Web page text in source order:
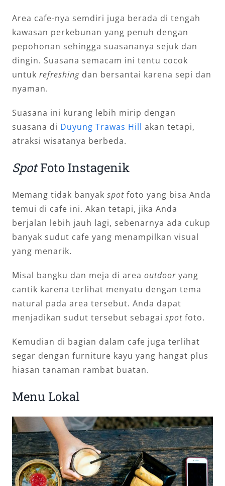
Area cafe-nya semdiri juga berada di tengah
kawasan perkebunan yang penuh dengan
pepohonan sehingga suasananya sejuk dan
dingin. Suasana semacam ini tentu cocok
untuk refreshing dan bersantai karena sepi dan
nyaman.
Suasana ini kurang lebih mirip dengan
suasana di Duyung Trawas Hill akan tetapi,
atraksi wisatanya berbeda.
SpotFoto Instagenik
Memang tidak banyak spot foto yang bisa Anda
temui di cafe ini. Akan tetapi, jika Anda
berjalan lebih jauh lagi, sebenarnya ada cukup
banyak sudut cafe yang menampilkan visual
yang menarik.
Misal bangku dan meja di area outdoor yang
cantik karena terlihat menyatu dengan tema
natural pada area tersebut. Anda dapat
menjadikan sudut tersebut sebagai spot foto.
Kemudian di bagian dalam cafe juga terlihat
segar dengan furniture kayu yang hangat plus
hiasan tanaman rambat buatan.
Menu Lokal